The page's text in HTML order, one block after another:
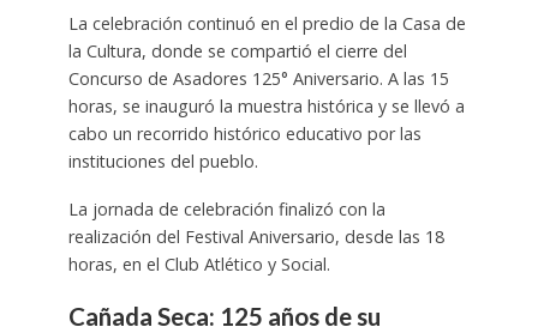
La celebración continuó en el predio de la Casa de
la Cultura, donde se compartió el cierre del
Concurso de Asadores 125° Aniversario. A las 15
horas, se inauguró la muestra histórica y se llevó a
cabo un recorrido histórico educativo por las
instituciones del pueblo.
La jornada de celebración finalizó con la
realización del Festival Aniversario, desde las 18
horas, en el Club Atlético y Social.
Cañada Seca: 125 años de su